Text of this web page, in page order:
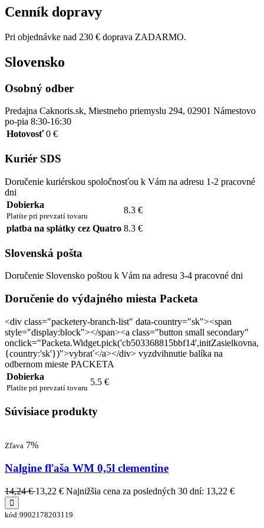
Cenník dopravy
Pri objednávke nad 230 € doprava ZADARMO.
Slovensko
Osobný odber
Predajna Caknoris.sk, Miestneho priemyslu 294, 02901 Námestovo
po-pia 8:30-16:30
Hotovosť 0 €
Kuriér SDS
Doručenie kuriérskou spoločnosťou k Vám na adresu 1-2 pracovné
dni
Dobierka
Platíte pri prevzatí tovaru
8.3 €
platba na splátky cez Quatro 8.3 €
Slovenská pošta
Doručenie Slovensko poštou k Vám na adresu 3-4 pracovné dni
Doručenie do výdajného miesta Packeta
<div class="packetery-branch-list" data-country="sk"><span
style="display:block"></span><a class="button small secondary"
onclick="Packeta.Widget.pick('cb503368815bbf14',initZasielkovna,
{country:'sk'})">vybrať</a></div> vyzdvihnutie balíka na
odbernom mieste PACKETA
Dobierka
Platíte pri prevzatí tovaru
5.5 €
Súvisiace produkty
Zľava 7%
Nalgine fľaša WM 0,5l clementine
14,24 €13,22 € Najnižšia cena za posledných 30 dní: 13,22 €
kód:9902178203119